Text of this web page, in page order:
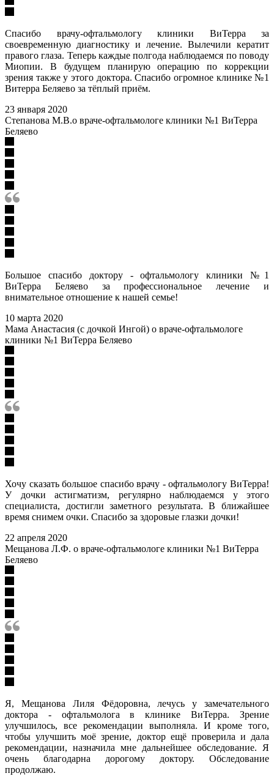
Спасибо врачу-офтальмологу клиники ВиТерра за
своевременную диагностику и лечение. Вылечили кератит
правого глаза. Теперь каждые полгода наблюдаемся по поводу
Миопии. В будущем планирую операцию по коррекции
зрения также у этого доктора. Спасибо огромное клинике №1
Витерра Беляево за тёплый приём.
23 января 2020
Степанова М.В.о враче-офтальмологе клиники №1 ВиТерра
Беляево
Большое спасибо доктору - офтальмологу клиники №1
ВиТерра Беляево за профессиональное лечение и
внимательное отношение к нашей семье!
10 марта 2020
Мама Анастасия (с дочкой Ингой) о враче-офтальмологе
клиники №1 ВиТерра Беляево
Хочу сказать большое спасибо врачу - офтальмологу ВиТерра!
У дочки астигматизм, регулярно наблюдаемся у этого
специалиста, достигли заметного результата. В ближайшее
время снимем очки. Спасибо за здоровые глазки дочки!
22 апреля 2020
Мещанова Л.Ф. о враче-офтальмологе клиники №1 ВиТерра
Беляево
Я, Мещанова Лиля Фёдоровна, лечусь у замечательного
доктора - офтальмолога в клинике ВиТерра. Зрение
улучшилось, все рекомендации выполняла. И кроме того,
чтобы улучшить моё зрение, доктор ещё проверила и дала
рекомендации, назначила мне дальнейшее обследование. Я
очень благодарна дорогому доктору. Обследование
продолжаю.